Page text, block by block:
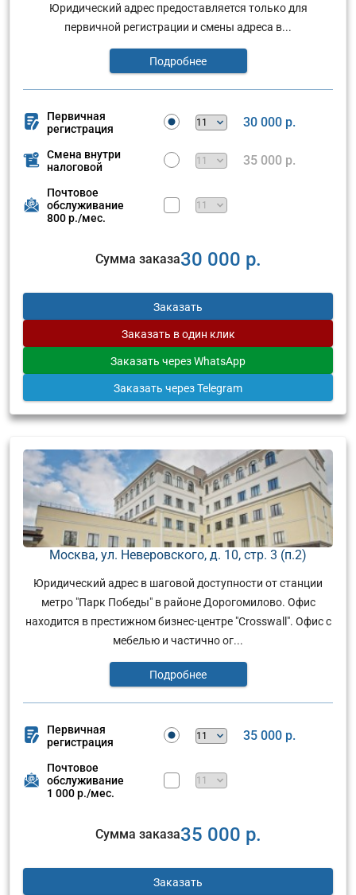
Юридический адрес предоставляется только для
первичной регистрации и смены адреса в...
Подробнее
Первичная
регистрация
30 000 р.
Смена внутри
налоговой
35 000 р.
Почтовое
обслуживание
800 р./мес.
Сумма заказа30 000 р.
Заказать
Заказать в один клик
Заказать через WhatsApp
Заказать через Telegram
Москва, ул. Неверовского, д. 10, стр. 3 (п.2)
Юридический адрес в шаговой доступности от станции
метро "Парк Победы" в районе Дорогомилово. Офис
находится в престижном бизнес-центре "Crosswall". Офис с
мебелью и частично ог...
Подробнее
Первичная
регистрация
35 000 р.
Почтовое
обслуживание
1 000 р./мес.
Сумма заказа35 000 р.
Заказать